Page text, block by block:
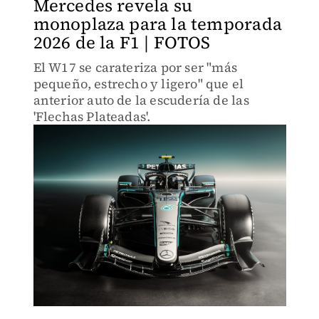
Mercedes revela su
monoplaza para la temporada
2026 de la F1 | FOTOS
El W17 se carateriza por ser "más
pequeño, estrecho y ligero" que el
anterior auto de la escudería de las
'Flechas Plateadas'.